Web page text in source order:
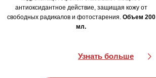
антиоксидантное действие, защищая кожу от
свободных радикалов и фотостарения. Объем 200
мл.
Узнать больше